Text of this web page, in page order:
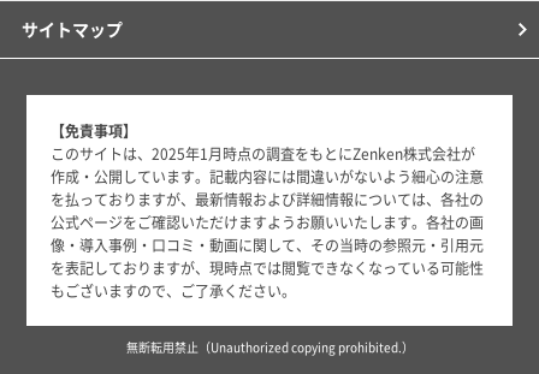
サイトマップ
【免責事項】
このサイトは、2025年1月時点の調査をもとにZenken株式会社が
作成・公開しています。記載内容には間違いがないよう細心の注意
を払っておりますが、最新情報および詳細情報については、各社の
公式ページをご確認いただけますようお願いいたします。各社の画
像・導入事例・口コミ・動画に関して、その当時の参照元・引用元
を表記しておりますが、現時点では閲覧できなくなっている可能性
もございますので、ご了承ください。
無断転用禁止（Unauthorized copying prohibited.）